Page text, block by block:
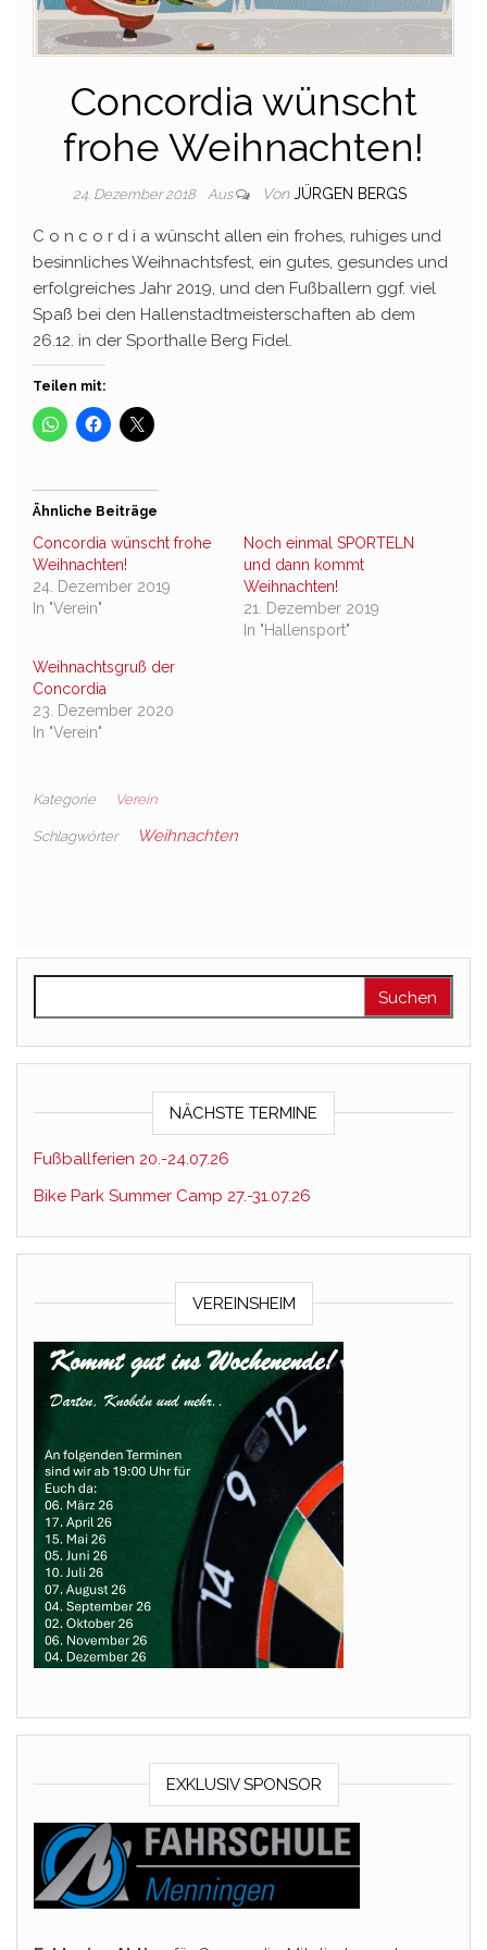
Concordia wünscht
frohe Weihnachten!
24. Dezember 2018 Aus Von JÜRGEN BERGS
C o n c o r d i a wünscht allen ein frohes, ruhiges und
besinnliches Weihnachtsfest, ein gutes, gesundes und
erfolgreiches Jahr 2019, und den Fußballern ggf. viel
Spaß bei den Hallenstadtmeisterschaften ab dem
26.12. in der Sporthalle Berg Fidel.
Teilen mit:
Ähnliche Beiträge
Concordia wünscht frohe
Weihnachten!
24. Dezember 2019
In "Verein"
Noch einmal SPORTELN
und dann kommt
Weihnachten!
21. Dezember 2019
In "Hallensport"
Weihnachtsgruß der
Concordia
23. Dezember 2020
In "Verein"
Kategorie Verein
Schlagwörter Weihnachten
NÄCHSTE TERMINE
Fußballferien 20.-24.07.26
Bike Park Summer Camp 27.-31.07.26
VEREINSHEIM
EXKLUSIV SPONSOR